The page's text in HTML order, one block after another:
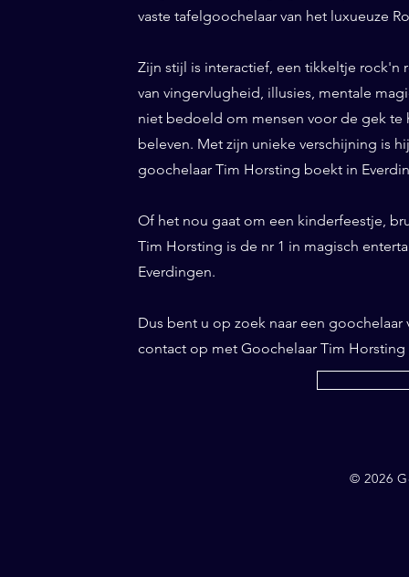
vaste tafelgoochelaar van het luxueuze
Zijn stijl is interactief, een tikkeltje rock'n
van vingervlugheid, illusies, mentale
niet bedoeld om mensen voor de gek te
beleven. Met zijn unieke verschijning is
goochelaar Tim Horsting boekt in
Of het nou gaat om een kinderfeestje,
Tim Horsting is de nr 1 in magisch
Everdingen.
Dus bent u op zoek naar een
contact op met Goochelaar Tim Horsting
© 2026